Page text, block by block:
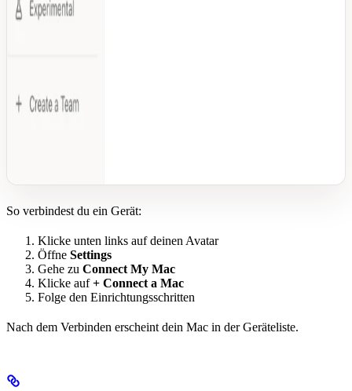
So verbindest du ein Gerät:
Klicke unten links auf deinen Avatar
Öffne Settings
Gehe zu Connect My Mac
Klicke auf+ Connect a Mac
Folge den Einrichtungsschritten
Nach dem Verbinden erscheint dein Mac in der Geräteliste.